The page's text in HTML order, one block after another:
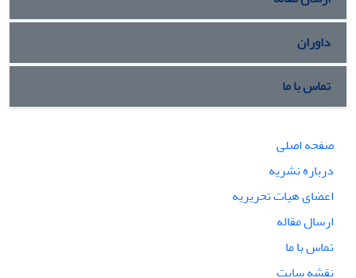
داوران
تماس با ما
صفحه اصلی
درباره نشریه
اعضای هیات تحریریه
ارسال مقاله
تماس با ما
نقشه سایت